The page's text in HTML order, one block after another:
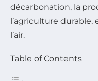
décarbonation, la
l’agriculture durable,
l’air.
Table of Contents